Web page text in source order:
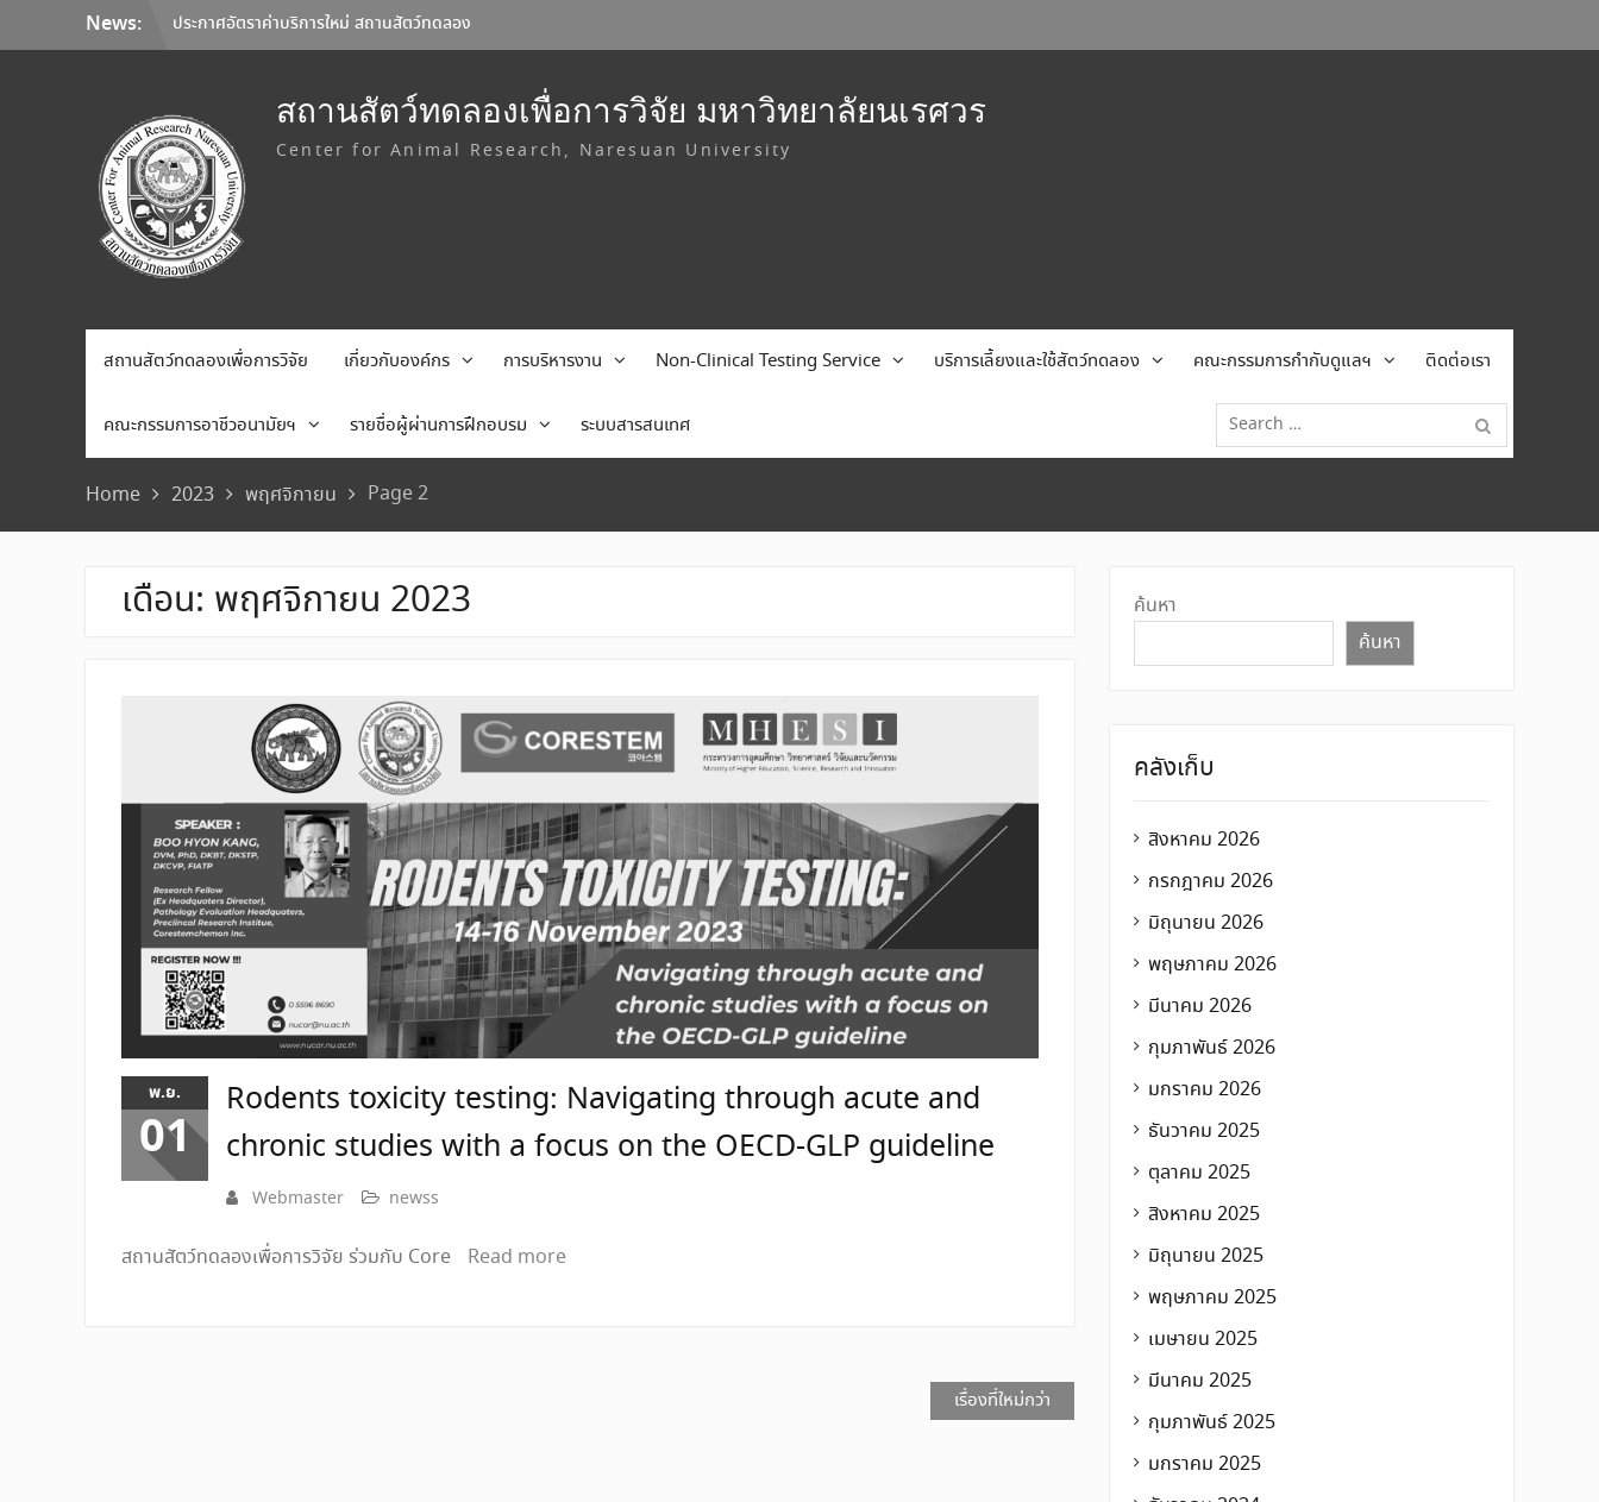
to
News:
ประกาศอัตราค่าบริการใหม่ สถานสัตว์ทดลอง
เพื่อการวิจัย มหาวิทยาลัยนเรศวร
of Toxicology และมหาวิทยาลัยเชียงใหม่ ลง
นาม MOU ยกระดับการวิจัยทดสอบความ
ปลอดภัยระดับก่อนคลินิกสู่มาตรฐานสากล
การเลือกใช้อุปกรณ์คุ้มครองความปลอดภัยส่วน
บุคคล (Personal Protective Equipment:
PPE)
สถานสัตว์ทดลองเพื่อการวิจัย มหาวิทยาลัยนเรศวร
Center for Animal Research, Naresuan University
สถานสัตว์ทดลองเพื่อการวิจัย เกี่ยวกับองค์กร การบริหารงาน Non-Clinical Testing Service บริการเลี้ยงและใช้สัตว์ทดลอง คณะกรรมการกำกับดูแลฯ ติดต่อเรา
คณะกรรมการอาชีวอนามัยฯ รายชื่อผู้ผ่านการฝึกอบรม ระบบสารสนเทศ
Search
for:
Home 2023 พฤศจิกายน Page 2
เดือน: พฤศจิกายน 2023
พ.ย.
01
Rodents toxicity testing: Navigating through acute and
chronic studies with a focus on the OECD-GLP guideline
Webmaster newss
สถานสัตว์ทดลองเพื่อการวิจัย ร่วมกับ Core Read more
เรื่องที่ใหม่กว่า
ค้นหา
ค้นหา
คลังเก็บ
สิงหาคม 2026
กรกฎาคม 2026
มิถุนายน 2026
พฤษภาคม 2026
มีนาคม 2026
กุมภาพันธ์ 2026
มกราคม 2026
ธันวาคม 2025
ตุลาคม 2025
สิงหาคม 2025
มิถุนายน 2025
พฤษภาคม 2025
เมษายน 2025
มีนาคม 2025
กุมภาพันธ์ 2025
มกราคม 2025